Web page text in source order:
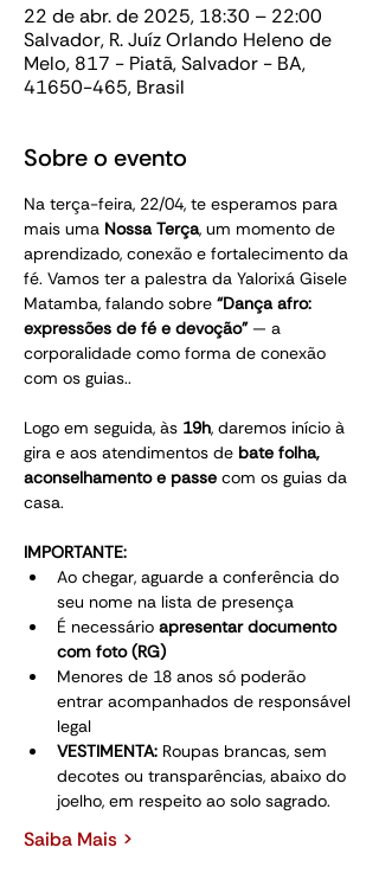
22 de abr. de 2025, 18:30 – 22:00
Salvador, R. Juíz Orlando Heleno de
Melo, 817 - Piatã, Salvador - BA,
41650-465, Brasil
Sobre o evento
Na terça-feira, 22/04, te esperamos para
mais uma Nossa Terça, um momento de
aprendizado, conexão e fortalecimento da
fé. Vamos ter a palestra da Yalorixá Gisele
Matamba, falando sobre “Dança afro:
expressões de fé e devoção” — a
corporalidade como forma de conexão
com os guias..
Logo em seguida, às 19h, daremos início à
gira e aos atendimentos de bate folha,
aconselhamento e passe com os guias da
casa.
IMPORTANTE:
Ao chegar, aguarde a conferência do
seu nome na lista de presença
É necessário apresentar documento
com foto (RG)
Menores de 18 anos só poderão
entrar acompanhados de responsável
legal
VESTIMENTA: Roupas brancas, sem
decotes ou transparências, abaixo do
joelho, em respeito ao solo sagrado.
Saiba Mais >